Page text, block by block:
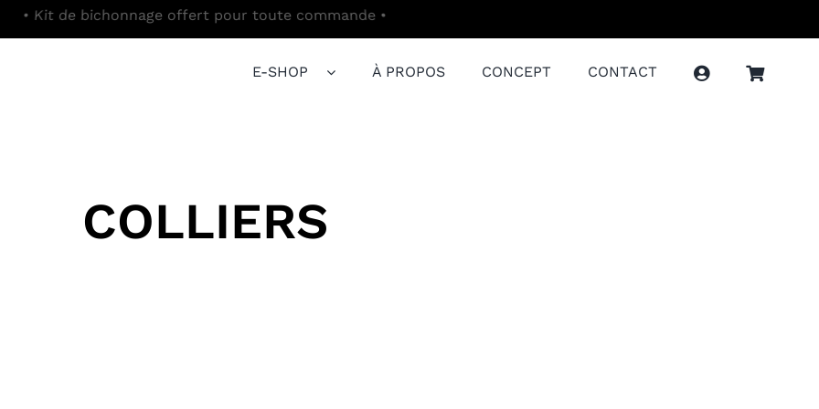
E-SHOP À PROPOS CONCEPT CONTACT
COLLIERS